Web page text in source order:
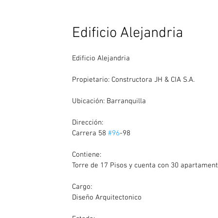
Edificio Alejandria
Edificio Alejandria
Propietario: Constructora JH & CIA S.A.
Ubicación: Barranquilla
Dirección:
Carrera 58 #96-98
Contiene:
Torre de 17 Pisos y cuenta con 30
Cargo:
Diseño Arquitectonico